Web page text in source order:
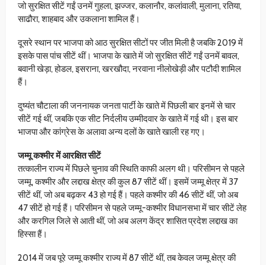
जो सुरक्षित सीटें गईं उनमें गुहला, झज्जर, कलानौर, कलांवाली, मुलाना, रतिया,
साढौरा, शाहबाद और उकलाना शामिल हैं।
दूसरे स्थान पर भाजपा को आठ सुरक्षित सीटों पर जीत मिली है जबकि 2019 में
इसके पास पांच सीटें थीं। भाजपा के खाते में जो सुरक्षित सीटें गईं उनमें बावल,
बवानी खेड़ा, होडल, इसराना, खरखौदा, नरवाना नीलोखेड़ी और पटौदी शामिल
हैं।
दुष्यंत चौटाला की जननायक जनता पार्टी के खाते में पिछली बार इनमें से चार
सीटें गई थीं, जबकि एक सीट निर्दलीय उम्मीदवार के खाते में गई थी। इस बार
भाजपा और कांग्रेस के अलावा अन्य दलों के खाते खाली रह गए।
जम्मू कश्मीर में आरक्षित सीटें
तत्कालीन राज्य में पिछले चुनाव की स्थिति काफी अलग थी। परिसीमन से पहले
जम्मू, कश्मीर और लद्दाख क्षेत्र की कुल 87 सीटें थीं। इसमें जम्मू क्षेत्र में 37
सीटें थीं, जो अब बढ़कर 43 हो गई हैं। पहले कश्मीर की 46 सीटें थीं, जो अब
47 सीटें हो गई हैं। परिसीमन से पहले जम्मू-कश्मीर विधानसभा में चार सीटें लेह
और करगिल जिले से आती थीं, जो अब अलग केंद्र शासित प्रदेश लद्दाख का
हिस्सा हैं।
2014 में जब पूरे जम्मू कश्मीर राज्य में 87 सीटें थीं, तब केवल जम्मू क्षेत्र की